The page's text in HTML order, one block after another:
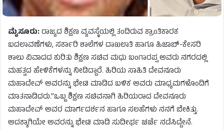
ಮೈಸೂರು:ರಾಜ್ಯದ ಶಿಕ್ಷಣ ವ್ಯವಸ್ಥೆಯಲ್ಲಿ ತಂದಿರುವ ಕ್ರಾಂತಿಕಾರಕ
ಬದಲಾವಣೆಗಳು, ಸರ್ಕಾರಿ ಶಾಲೆಗಳ ದಾಖಲಾತಿ ಹಾಗೂ ಹಿಜಾಬ್-ಕೇಸರಿ
ಶಾಲು ವಿವಾದದ ಕುರಿತು ಶಿಕ್ಷಣ ಸಚಿವ ಮಧು ಬಂಗಾರಪ್ಪ ಅವರು ನಗರದಲ್ಲಿ
ಮಹತ್ವದ ಹೇಳಿಕೆಗಳನ್ನು ನೀಡಿದ್ದಾರೆ. ಹಿರಿಯ ಸಾಹಿತಿ ದೇವನೂರು
ಮಹಾದೇವ್ ಅವರನ್ನು ಭೇಟಿ ಮಾಡಿದ ಬಳಿಕ ಅವರು ಮಾಧ್ಯಮಗಳೊಂದಿಗೆ
ಮಾತನಾಡಿದರು.”ಒಬ್ಬ ಶಿಕ್ಷಣ ಸಚಿವನಾಗಿ ಹಿರಿಯರಾದ ದೇವನೂರು
ಮಹಾದೇವ್ ಅವರ ಮಾರ್ಗದರ್ಶನ ಹಾಗೂ ಸಲಹೆಗಳು ನನಗೆ ಬೇಕಿತ್ತು.
ಅದಕ್ಕಾಗಿಯೇ ಅವರನ್ನು ಭೇಟಿ ಮಾಡಿ ಸುದೀರ್ಘ ಚರ್ಚೆ ನಡೆಸಿದ್ದೇನೆ.